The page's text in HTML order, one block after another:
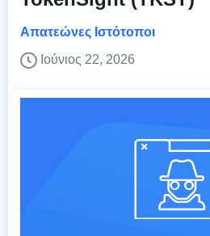
Απατεώνες Ιστότοποι
Ιούνιος 22, 2026